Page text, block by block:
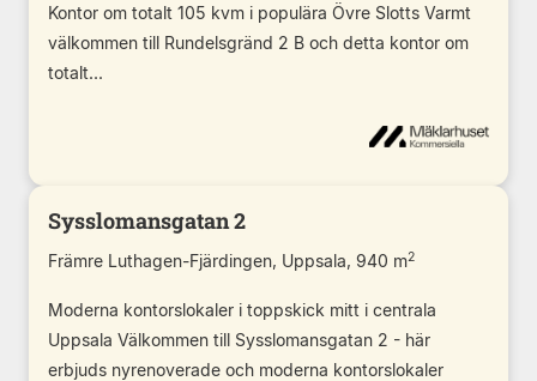
Kontor om totalt 105 kvm i populära Övre Slotts Varmt
välkommen till Rundelsgränd 2 B och detta kontor om
totalt...
Sysslomansgatan 2
Främre Luthagen-Fjärdingen, Uppsala, 940 m2
Moderna kontorslokaler i toppskick mitt i centrala
Uppsala Välkommen till Sysslomansgatan 2 - här
erbjuds nyrenoverade och moderna kontorslokaler